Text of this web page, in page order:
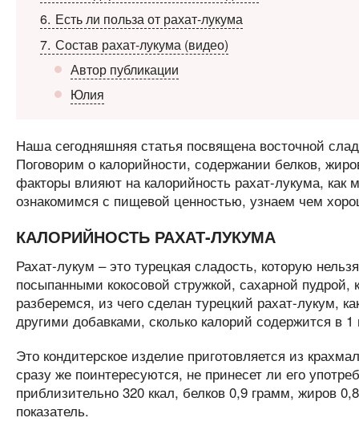
6 Есть ли польза от рахат-лукума
7 Состав рахат-лукума (видео)
Автор публикации
Юлия
Наша сегодняшняя статья посвящена восточной
Поговорим о калорийности, содержании белков,
факторы влияют на калорийность рахат-лукума,
ознакомимся с пищевой ценностью, узнаем чем
КАЛОРИЙНОСТЬ РАХАТ-ЛУКУМА
Рахат-лукум – это турецкая сладость, которую
посыпанными кокосовой стружкой, сахарной
разберемся, из чего сделан турецкий рахат-лукум,
другими добавками, сколько калорий содержится в
Это кондитерское изделие приготовляется из
сразу же поинтересуются, не принесет ли его
приблизительно 320 ккал, белков 0,9 грамм, жиров
показатель.